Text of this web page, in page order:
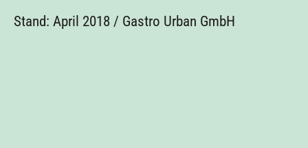
Stand: April 2018 / Gastro Urban GmbH